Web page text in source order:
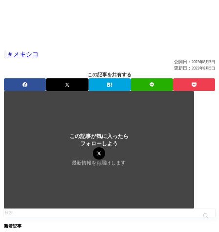
メキシコ
公開日： 2023年8月5日
更新日： 2023年8月5日
この記事を共有する
この記事が気に入ったら
フォローしよう
最新情報をお届けします
新着記事